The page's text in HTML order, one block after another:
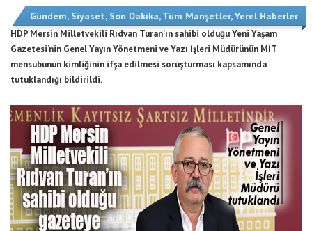
Gündem, Siyaset, Son Dakika,Tüm Manşetler,Yerel Haberler
HDP Mersin Milletvekili Rıdvan Turan’ın sahibi olduğu Yeni Yaşam
Gazetesi’nin Genel Yayın Yönetmeni ve Yazı İşleri Müdürünün MİT
mensubunun kimliğinin ifşa edilmesi soruşturması kapsamında
tutuklandığı bildirildi.